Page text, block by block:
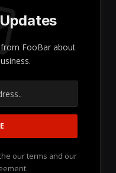
FooBar about
our terms and our